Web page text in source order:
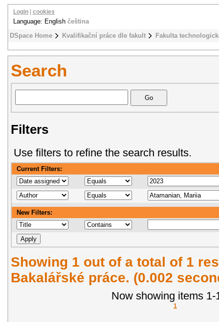
DSpace Home Kvalifikační práce dle fakult Fakulta
Login cookies
Language: English čeština
Search
Filters
Use filters to refine the search results.
Current Filters:
New Filters:
Showing 1 out of a total of 1
Bakalářské práce. (0.002
Now showing items 1-
1